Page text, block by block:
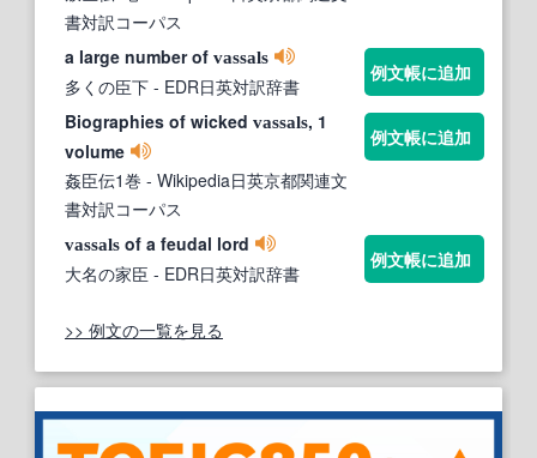
書対訳コーパス
a large number of vassals
多くの臣下 - EDR日英対訳辞書
例文帳に追加
Biographies of wicked vassals, 1
volume
姦臣伝1巻 - Wikipedia日英京都関連文
書対訳コーパス
例文帳に追加
vassals of a feudal lord
大名の家臣 - EDR日英対訳辞書
例文帳に追加
>> 例文の一覧を見る